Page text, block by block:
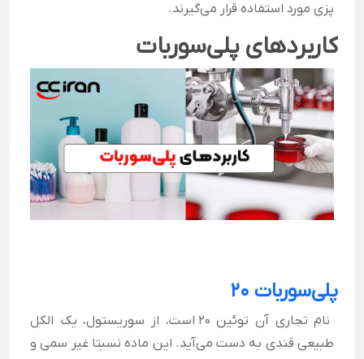
پزی مورد استفاده قرار می‌گیرند.
کاربردهای پلی‌سوربات
پلی‌سوربات 20
نام تجاری آن توئین 20 است، از سوریستول، یک الکل
طبیعی قندی به دست می‌آید. این ماده نسبتا غیر سمی و